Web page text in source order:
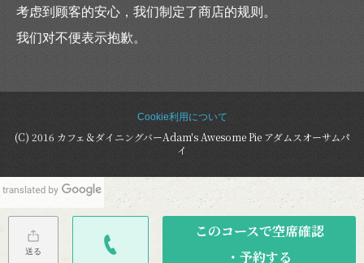
考虑到顾客的安心，我们制定了商店的规则。
我们对不便表示抱歉。
Cookie利用について
(C) 2016 カフェ＆ダイニングバーAdam's Awesome Pie アダムスオーサムパ
イ
送る
このコースで空席確認
・予約する